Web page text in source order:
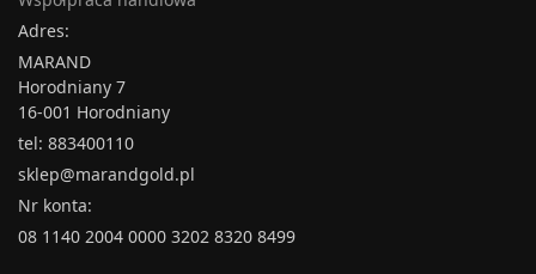
Adres:
MARAND
Horodniany 7
16-001 Horodniany
tel: 883400110
sklep@marandgold.pl
Nr konta:
08 1140 2004 0000 3202 8320 8499